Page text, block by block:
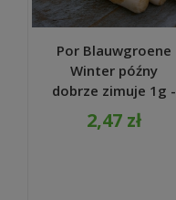
Por Blauwgroene
Winter późny
dobrze zimuje 1g -
TORAF
2,47 zł